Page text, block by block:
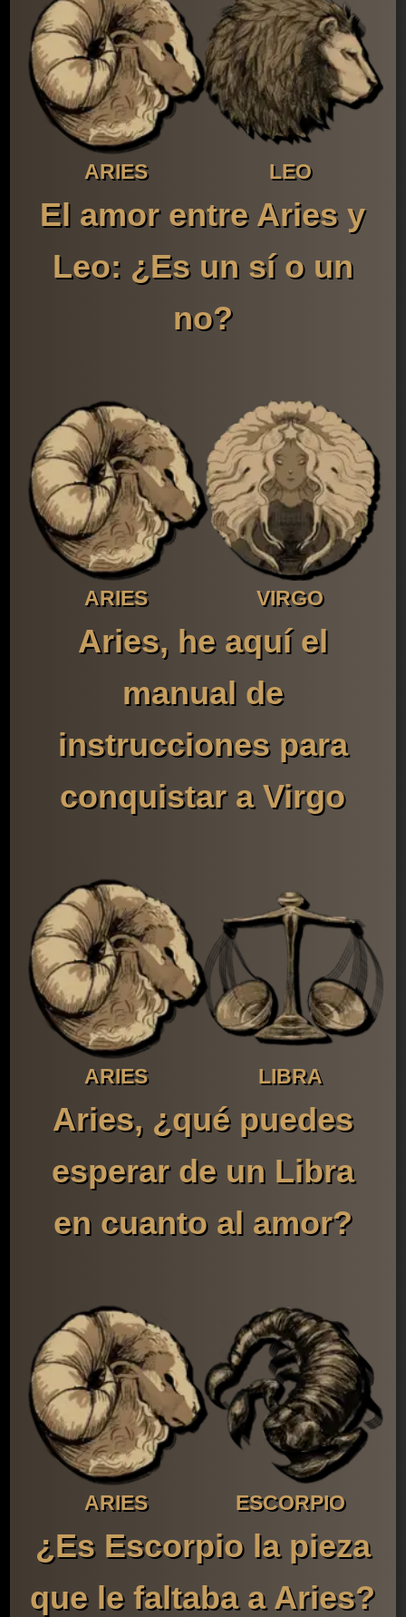
ARIES LEO
El amor entre Aries y
Leo: ¿Es un sí o un
no?
ARIES VIRGO
Aries, he aquí el
manual de
instrucciones para
conquistar a Virgo
ARIES LIBRA
Aries, ¿qué puedes
esperar de un Libra
en cuanto al amor?
ARIES ESCORPIO
¿Es Escorpio la pieza
que le faltaba a Aries?